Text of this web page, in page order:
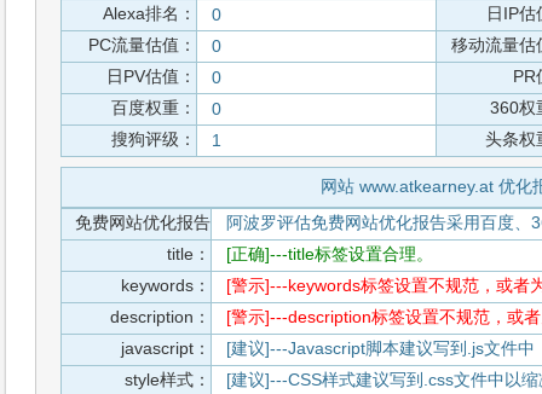
Alexa排名：
0
日IP估
PC流量估值：
0
移动流量估
日PV估值：
0
PR
百度权重：
0
360权
搜狗评级：
1 头条权
网站 www.atkearney.at 优化
免费网站优化报告
阿波罗评估免费网站优化报告采用百度、
title：
[正确]---title标签设置合理。
keywords：
[警示]---keywords标签设置不规范，或者
description：
[警示]---description标签设置不规范，或
javascript：
[建议]---Javascript脚本建议写到.js文件中
style样式：
[建议]---CSS样式建议写到.css文件中以